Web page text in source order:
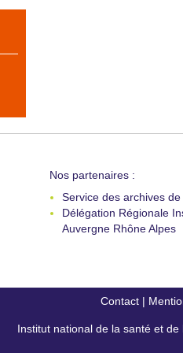
Nos partenaires :
Service des archives
Délégation Régionale
Auvergne Rhône Alpes
Contact|
Institut national de la santé et